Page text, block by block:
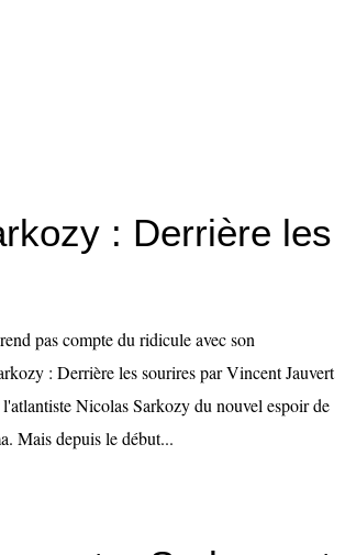
: Derrière les
pas compte du ridicule avec son
: Derrière les sourires par Vincent Jauvert
Nicolas Sarkozy du nouvel espoir de
Mais depuis le début...